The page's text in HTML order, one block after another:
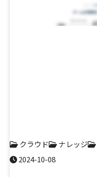
クラウド ナレッジ
2024-10-08